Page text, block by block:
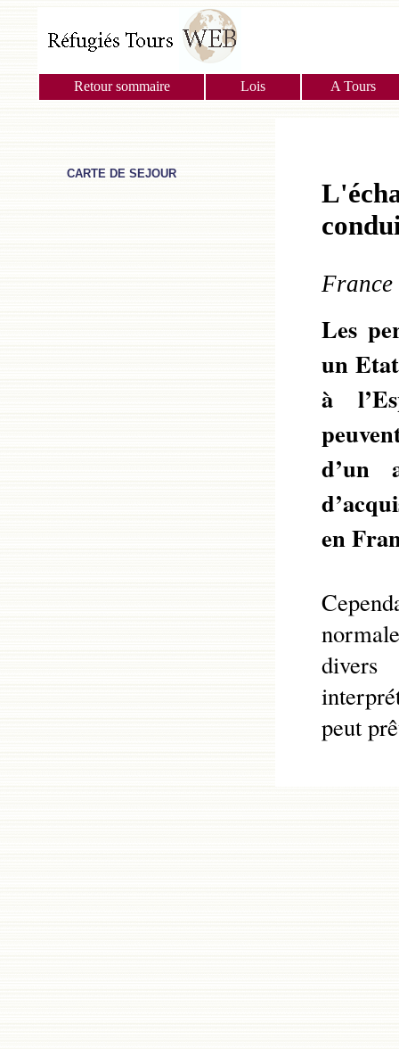
Retour sommaire Lois A Tours
CARTE DE SEJOUR
France
Les
un
à
d’un
en
peut